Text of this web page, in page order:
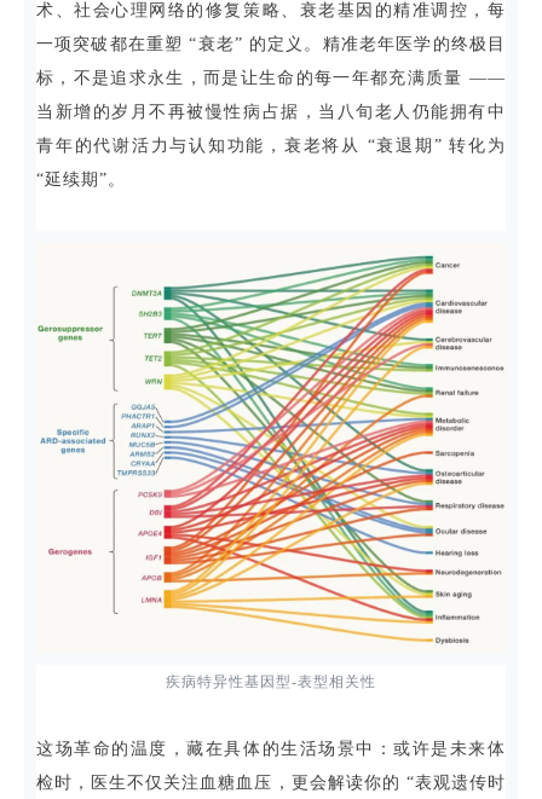
术、社会心理网络的修复策略、衰老基因的精准调控，每
一项突破都在重塑 “衰老” 的定义。精准老年医学的终极目
标，不是追求永生，而是让生命的每一年都充满质量 ——
当新增的岁月不再被慢性病占据，当八旬老人仍能拥有中
青年的代谢活力与认知功能，衰老将从 “衰退期” 转化为
“延续期”。
疾病特异性基因型-表型相关性
这场革命的温度，藏在具体的生活场景中：或许是未来体
检时，医生不仅关注血糖血压，更会解读你的 “表观遗传时